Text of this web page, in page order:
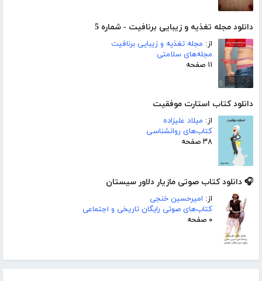
دانلود مجله تغذیه و زیبایی برنافیت - شماره 5
از: مجله تغذیه و زیبایی برنافیت
مجله‌های سلامتی
۱۱ صفحه
دانلود کتاب استارت موفقیت
از: میلاد علیزاده
کتاب‌های روانشناسی
۳۸ صفحه
🎧 دانلود کتاب صوتی مازیار دلاور سیستان
از: امیرحسین خنجی
کتاب‌های صوتی رایگان تاریخی و اجتماعی
۰ صفحه